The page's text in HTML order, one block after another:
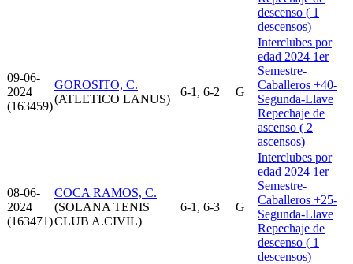
descenso ( 1
descensos)
09-06-
2024
(163459)
GOROSITO, C.
(ATLETICO LANUS)
6-1, 6-2 G
Interclubes por
edad 2024 1er
Semestre-
Caballeros +40-
Segunda-Llave
Repechaje de
ascenso ( 2
ascensos)
08-06-
2024
(163471)
COCA RAMOS, C.
(SOLANA TENIS
CLUB A.CIVIL)
6-1, 6-3 G
Interclubes por
edad 2024 1er
Semestre-
Caballeros +25-
Segunda-Llave
Repechaje de
descenso ( 1
descensos)